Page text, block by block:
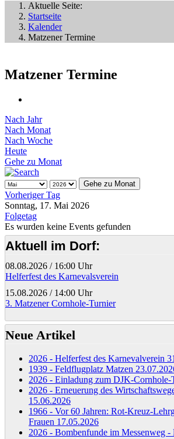
Aktuelle Seite:
Startseite
Kalender
Matzener Termine
Matzener Termine
Nach Jahr
Nach Monat
Nach Woche
Heute
Gehe zu Monat
Gehe zu Monat
Vorheriger Tag
Sonntag, 17. Mai 2026
Folgetag
Es wurden keine Events gefunden
Aktuell im Dorf:
08.08.2026 / 16:00 Uhr
Helferfest des Karnevalsverein
15.08.2026 / 14:00 Uhr
3. Matzener Cornhole-Turnier
Neue Artikel
2026 - Helferfest des Karnevalverein
1939 - Feldflugplatz Matzen
2026 - Einladung zum DJK-Cornhole-
2026 - Erneuerung des
15.06.2026
1966 - Vor 60 Jahren: Rot-Kreuz-
Frauen 17.05.2026
2026 - Bombenfunde im Messenweg -